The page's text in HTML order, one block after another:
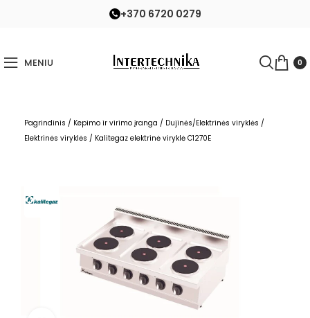
+370 6720 0279
MENIU 0
Pagrindinis / Kepimo ir virimo įranga / Dujinės/Elektrinės viryklės /
Elektrinės viryklės / Kalitegaz elektrinė viryklė C1270E